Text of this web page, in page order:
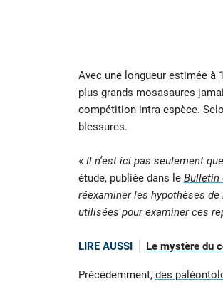
Avec une longueur estimée à
plus grands mosasaures
compétition intra-espèce.
blessures.
« Il n’est ici pas seulement
étude, publiée dans le Bulletin
réexaminer les hypothèses
utilisées pour examiner ces
LIRE AUSSI Le mystère du
Précédemment, des